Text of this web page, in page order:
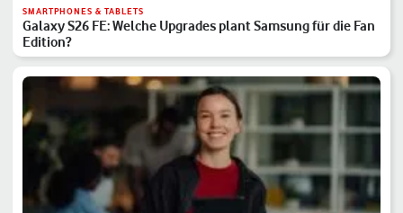
SMARTPHONES & TABLETS
Galaxy S26 FE: Welche Upgrades plant Samsung für die Fan
Edition?